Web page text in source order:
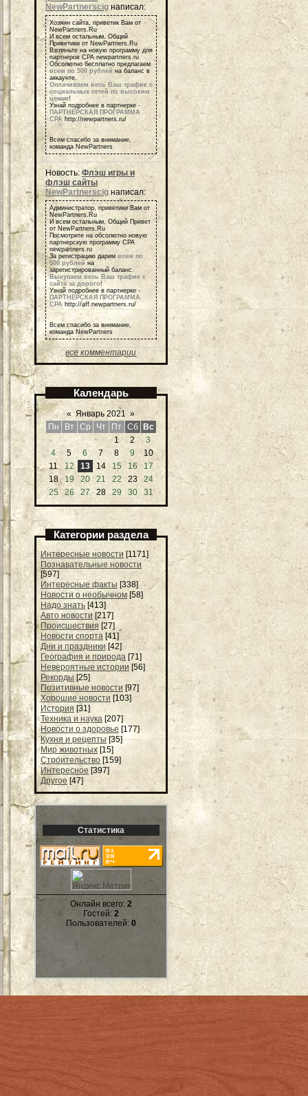
NewPartnerscigнаписал:
Хозяин сайта, приветик Вам от
NewPartners.Ru
И всем остальным, Общий
Приветики от NewPartners.Ru
Взгляньте на новую программу для
партнеров СРА newpartners.ru
Обсолютно бесплатно предлагаем
всем по 500 рублей на баланс в
аккаунте.
Оплачиваем весь Ваш трафик с
социальных сетей по высоким
ценам!
Узнай подробнее в партнерке -
ПАРТНЕРСКАЯ ПРОГРАММА
СРА http://newpartners.ru/
Всем спасибо за внимание,
команда NewPartners
Новость: Флэш игры и
флэш сайты
NewPartnerscig написал:
Администратор, приветики Вам от
NewPartners.Ru
И всем остальным, Общий Привет
от NewPartners.Ru
Посмотрите на обсолютно новую
партнерскую программу СРА
newpartners.ru
За регистрацию дарим всем по
500 рублей на
зарегистрированный баланс.
Выкупаем весь Ваш трафик с
сайта за дорого!
Узнай подробнее в партнерке -
ПАРТНЕРСКАЯ ПРОГРАММА
СРА http://aff.newpartners.ru/
Всем спасибо за внимание,
команда NewPartners
все комментарии
Календарь
« Январь 2021
»
Пн
Вт Ср Чт Пт Сб Вс
1
2
3
4
5 6 7 8 9
10
11
12 13 14 15 16
17
18
19 20 21 22 23
24
25
26 27 28 29 30 31
Категории раздела
Интересные новости [1171]
Познавательные новости
[597]
Интересные факты [338]
Новости о необычном [58]
Надо знать [413]
Авто новости [217]
Происшествия [27]
Новости спорта [41]
Дни и праздники [42]
География и природа [71]
Невероятные истории [56]
Рекорды [25]
Позитивные новости [97]
Хорошие новости [103]
История [31]
Техника и наука [207]
Новости о здоровье [177]
Кухня и рецепты [35]
Мир животных [15]
Строительство [159]
Интересное [397]
Другое [47]
Статистика
Онлайн всего: 2
Гостей: 2
Пользователей: 0